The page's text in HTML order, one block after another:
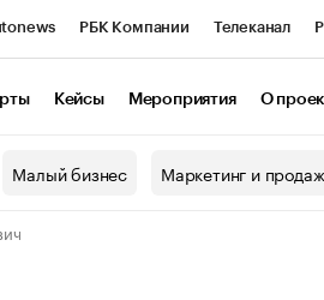
РБК Компании Телеканал
Кейсы Мероприятия О
Малый бизнес Маркетинг и